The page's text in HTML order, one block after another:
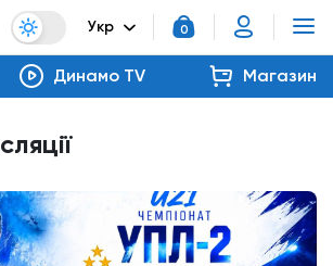
Укр 0
Динамо TV Магазин